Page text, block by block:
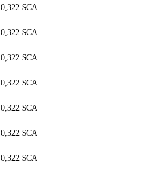
0,322 $CA
0,322 $CA
0,322 $CA
0,322 $CA
0,322 $CA
0,322 $CA
0,322 $CA